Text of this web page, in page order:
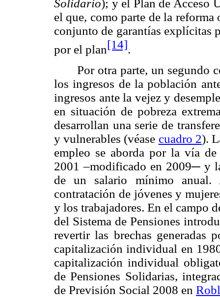
Solidario); y el
Plan de Acceso
el que, como parte de la
conjunto de garantías explícitas
por el plan[14].
Por otra parte, un segundo
los ingresos de la población
ingresos ante la vejez y
en situación de pobreza
desarrollan una serie de
y vulnerables (véase cuadro 2).
empleo se aborda por la vía
2001 –modificado en 2009─ y
de un salario mínimo anual.
contratación de jóvenes y
y los trabajadores. En el campo
del Sistema de Pensiones
revertir las brechas generadas
capitalización individual en
capitalización individual
de Pensiones Solidarias,
de Previsión Social 2008 en